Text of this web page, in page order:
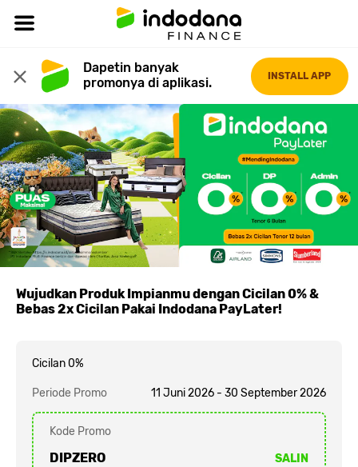
Dapetin banyak
promonya di aplikasi.
INSTALL APP
Wujudkan Produk Impianmu dengan Cicilan 0% &
Bebas 2x Cicilan Pakai Indodana PayLater!
Cicilan 0%
Periode Promo 11 Juni 2026 - 30 September 2026
Kode Promo
DIPZERO SALIN